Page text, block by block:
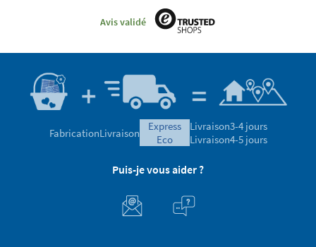
Avis validé
FabricationLivraison
express
eco
Livraison3-4 jours
Livraison4-5 jours
Puis-je vous aider ?